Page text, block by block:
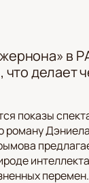
в
что делает
показы
роману
перемен.